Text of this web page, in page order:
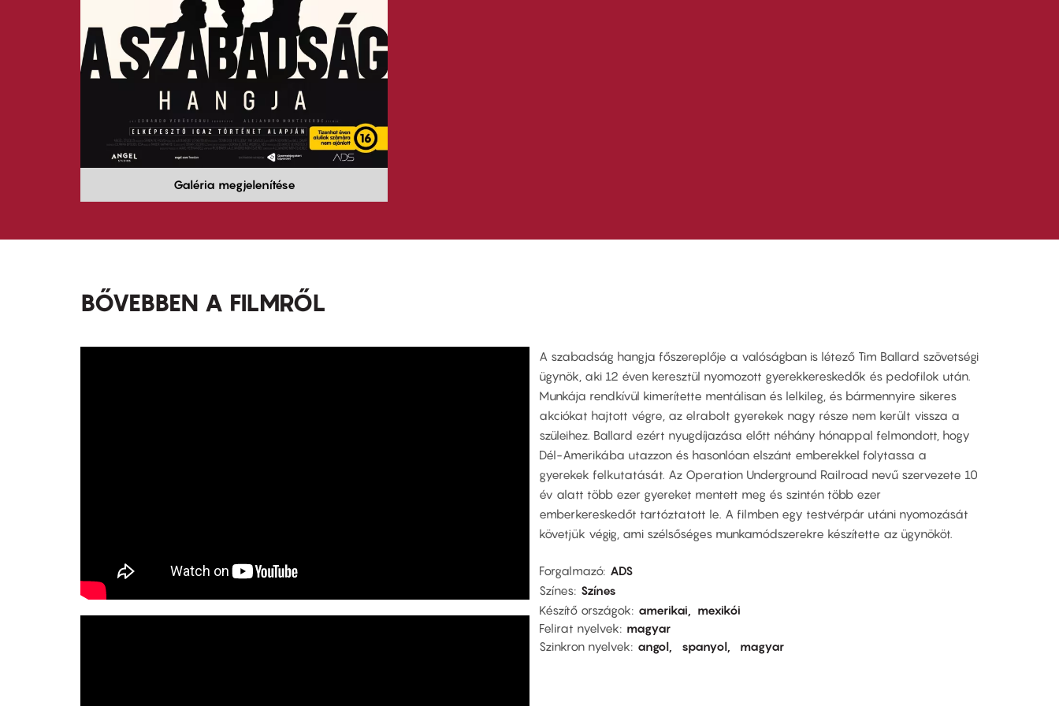
Galéria megjelenítése
BŐVEBBEN A FILMRŐL
A szabadság hangja főszereplője a valóságban is létező Tim Ballard szövetségi
ügynök, aki 12 éven keresztül nyomozott gyerekkereskedők és pedofilok után.
Munkája rendkívül kimerítette mentálisan és lelkileg, és bármennyire sikeres
akciókat hajtott végre, az elrabolt gyerekek nagy része nem került vissza a
szüleihez. Ballard ezért nyugdíjazása előtt néhány hónappal felmondott, hogy
Dél-Amerikába utazzon és hasonlóan elszánt emberekkel folytassa a
gyerekek felkutatását. Az Operation Underground Railroad nevű szervezete 10
év alatt több ezer gyereket mentett meg és szintén több ezer
emberkereskedőt tartóztatott le. A filmben egy testvérpár utáni nyomozását
követjük végig, ami szélsőséges munkamódszerekre készítette az ügynököt.
Forgalmazó ADS
Színes Színes
Készítő országok
amerikai
mexikói
Felirat nyelvek
magyar
Szinkron nyelvek
angol spanyol magyar